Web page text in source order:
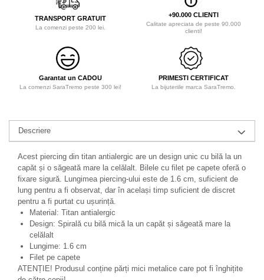
TRANSPORT GRATUIT
La comenzi peste 200 lei.
+90.000 CLIENTI
Calitate apreciata de peste 90.000
clienti!
Garantat un CADOU
La comenzi SaraTremo peste 300 lei!
PRIMESTI CERTIFICAT
La bijuteriile marca SaraTremo.
Descriere
Acest piercing din titan antialergic are un design unic cu bilă la un
capăt și o săgeată mare la celălalt. Bilele cu filet pe capete oferă o
fixare sigură. Lungimea piercing-ului este de 1.6 cm, suficient de
lung pentru a fi observat, dar în același timp suficient de discret
pentru a fi purtat cu ușurință.
Material: Titan antialergic
Design: Spirală cu bilă mică la un capăt și săgeată mare la
celălalt
Lungime: 1.6 cm
Filet pe capete
ATENȚIE! Produsul conține părți mici metalice care pot fi înghițite